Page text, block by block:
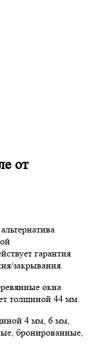
от
гарантия
закрывания.
окна
толщиной 44 мм.
4 мм, 6 мм,
бронированные,